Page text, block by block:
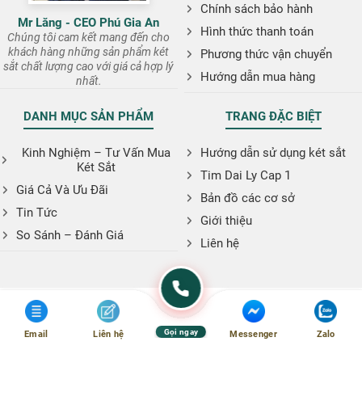
Mr Lăng - CEO Phú Gia An
Chúng tôi cam kết mang đến cho
khách hàng những sản phẩm két
sắt chất lượng cao với giá cả hợp lý
nhất.
Chính sách bảo hành
Hình thức thanh toán
Phương thức vận chuyển
Hướng dẫn mua hàng
DANH MỤC SẢN PHẨM
Kinh Nghiệm – Tư Vấn Mua
Két Sắt
Giá Cả Và Ưu Đãi
Tin Tức
So Sánh – Đánh Giá
TRANG ĐẶC BIỆT
Hướng dẫn sử dụng két sắt
Tim Dai Ly Cap 1
Bản đồ các cơ sở
Giới thiệu
Liên hệ
Email Liên hệ Gọi ngay Messenger Zalo